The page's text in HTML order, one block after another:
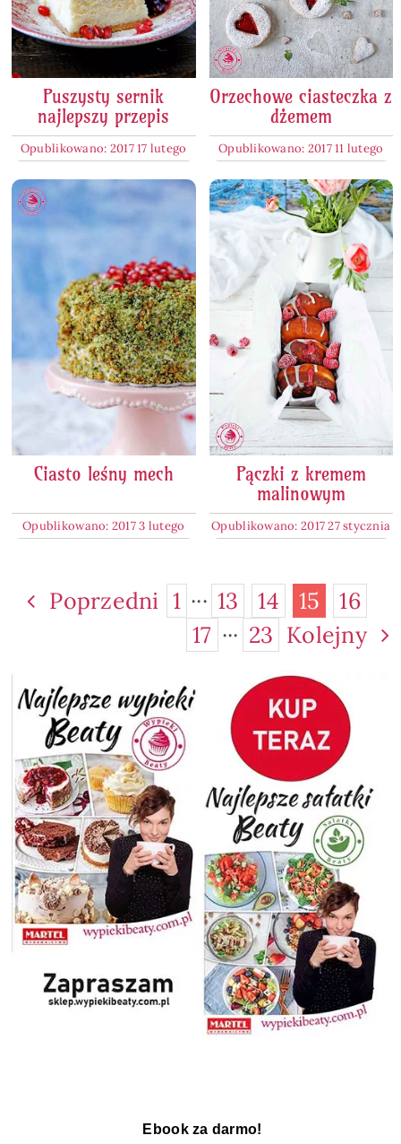
Ebook za darmo!
Puszysty sernik
najlepszy przepis
Opublikowano: 2017 17 lutego
Orzechowe ciasteczka z
dżemem
Opublikowano: 2017 11 lutego
Ciasto leśny mech
Opublikowano: 2017 3 lutego
Pączki z kremem
malinowym
Opublikowano: 2017 27 stycznia
Poprzedni 1 ··· 13 14 15
16
17 ··· 23 Kolejny